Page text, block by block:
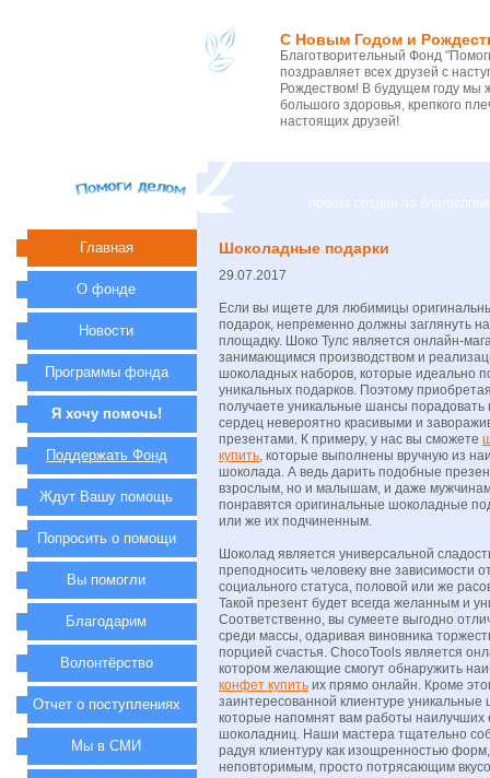
С Новым Годом и
Благотворительный Фонд
поздравляет всех друзей с
Рождеством! В будущем году
большого здоровья, крепкого
настоящих друзей!
проект создан по
Шоколадные подарки
29.07.2017
Если вы ищете для любимицы
подарок, непременно должны заглянуть
площадку. Шоко Тулс является онлайн-
занимающимся производством и
шоколадных наборов, которые идеально
уникальных подарков. Поэтому
получаете уникальные шансы
сердец невероятно красивыми и
презентами. К примеру, у нас вы сможете
купить, которые выполнены вручную из
шоколада. А ведь дарить подобные
взрослым, но и малышам, и даже
понравятся оригинальные шоколадные
или же их подчиненным.
Шоколад является универсальной
преподносить человеку вне зависимости
социального статуса, половой или же
Такой презент будет всегда желанным и
Соответственно, вы сумеете выгодно
среди массы, одаривая виновника
порцией счастья. ChocoTools является
котором желающие смогут обнаружить
конфет купить их прямо онлайн. Кроме
заинтересованной клиентуре
которые напомнят вам работы наилучших
шоколадниц. Наши мастера тщательно
радуя клиентуру как изощренностью
неповторимым, просто потрясающим
Главная
О фонде
Новости
Программы фонда
Я хочу помочь!
Поддержать Фонд
Ждут Вашу помощь
Попросить о помощи
Вы помогли
Благодарим
Волонтёрство
Отчет о поступлениях
Мы в СМИ